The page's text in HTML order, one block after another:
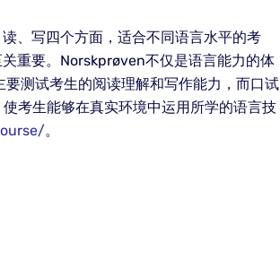
、写四个方面，适合不同语言水平的考
重要。Norskprøven不仅是语言能力的体
测试考生的阅读理解和写作能力，而口试
考生能够在真实环境中运用所学的语言技
。